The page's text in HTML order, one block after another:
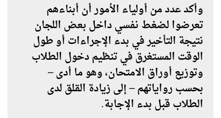
وأكد عدد من أولياء الأمور أن أبناءهم
تعرضوا لضغط نفسي داخل بعض اللجان
نتيجة التأخير في بدء الإجراءات أو طول
الوقت المستغرق في تنظيم دخول الطلاب
وتوزيع أوراق الامتحان، وهو ما أدى –
بحسب رواياتهم – إلى زيادة القلق لدى
الطلاب قبل بدء الإجابة.